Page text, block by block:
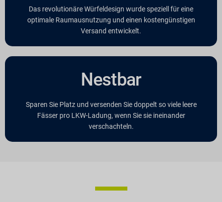
Das revolutionäre Würfeldesign wurde speziell für eine
optimale Raumausnutzung und einen kostengünstigen
Versand entwickelt.
Nestbar
Sparen Sie Platz und versenden Sie doppelt so viele leere
Fässer pro LKW-Ladung, wenn Sie sie ineinander
verschachteln.